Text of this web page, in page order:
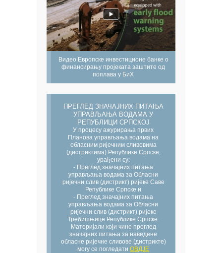
Видео Европске инвестиционе банке о
финансирању пројеката заштите од
поплава у БиХ
ПРЕГЛЕД ЗНАЧАЈНИХ ПИТАЊА
УПРАВЉАЊА ВОДАМА У
РЕПУБЛИЦИ СРПСКОЈ
У процесу ажурирања првих
Планова управљања водама на
обласним ријечним сливовима
(дистриктима) Републике Српске,
урађени су:
- Преглед значајних питања
управљања водама за Обласни
ријечни слив (дистрикт) ријеке Саве
Републике Српске и
- Преглед значајних питања
управљања водама за Обласни
ријечни слив (дистрикт) ријеке
Требишњице Републике Српске.
Материјали који чине преглед
значајних питања за наведене
обласне ријечне сливове (дистрикте)
могу се погледати ОВДЈЕ